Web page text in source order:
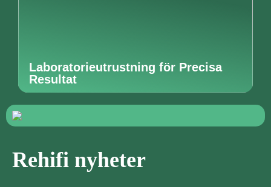
Laboratorieutrustning för Precisa
Resultat
Rehifi nyheter